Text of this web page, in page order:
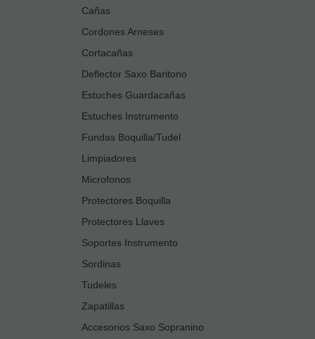
Cañas
Cordones Arneses
Cortacañas
Deflector Saxo Baritono
Estuches Guardacañas
Estuches Instrumento
Fundas Boquilla/Tudel
Limpiadores
Microfonos
Protectores Boquilla
Protectores Llaves
Soportes Instrumento
Sordinas
Tudeles
Zapatillas
Accesorios Saxo Sopranino